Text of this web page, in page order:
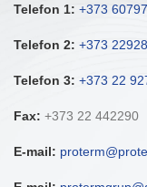
Telefon 1: +373
Telefon 2: +373
Telefon 3: +373 22
Fax: +373 22 442290
E-mail: